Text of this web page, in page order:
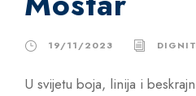
19/11/2023
U svijetu boja, linija i